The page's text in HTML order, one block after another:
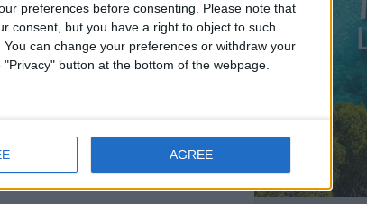
preferences before consenting. Please note that
consent, but you have a right to object to such
can change your preferences or withdraw your
button at the bottom of the webpage.
AGREE
Roma ma ...